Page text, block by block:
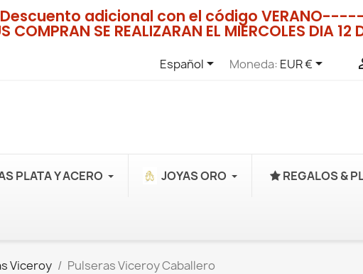
adicional con el código
SE REALIZARAN EL MIERCOLES DIA
Español Moneda: EUR €
PLATA Y ACERO JOYAS ORO REGALOS &
Viceroy Pulseras Viceroy Caballero